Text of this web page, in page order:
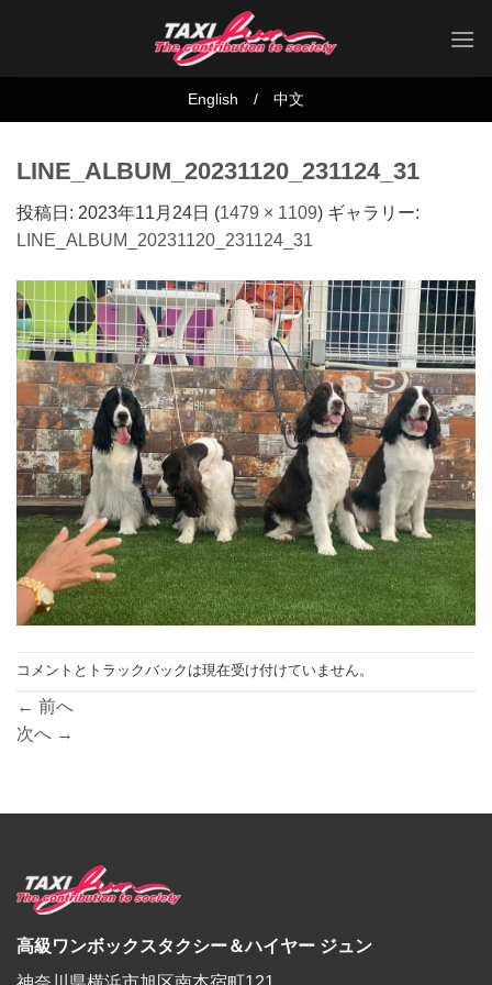
English / 中文
LINE_ALBUM_20231120_231124_31
投稿日: 2023年11月24日 (1479 × 1109) ギャラリー:
LINE_ALBUM_20231120_231124_31
コメントとトラックバックは現在受け付けていません。
← 前へ
次へ →
高級ワンボックスタクシー＆ハイヤー ジュン